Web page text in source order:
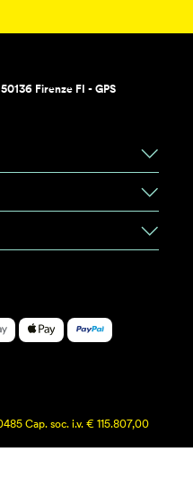
Firenze FI - GPS
Cap. soc. i.v. € 115.807,00